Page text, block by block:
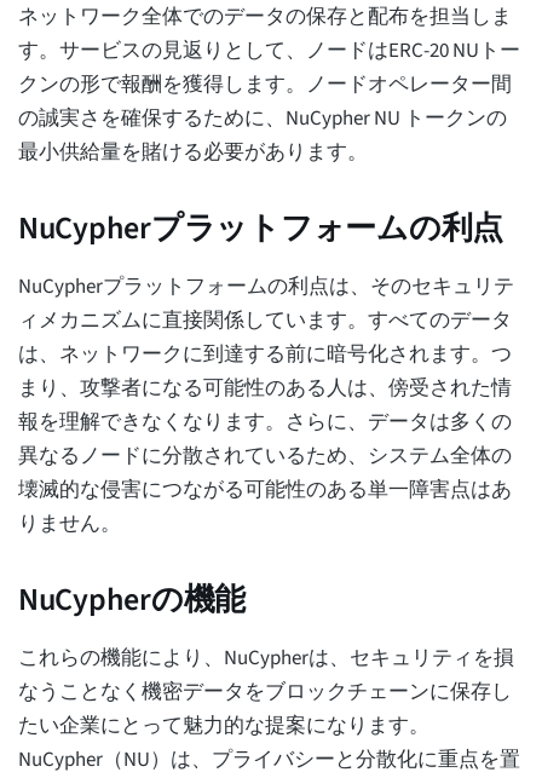
ネットワーク全体でのデータの保存と配布を担当しま
す。サービスの見返りとして、ノードはERC-20 NUトー
クンの形で報酬を獲得します。ノードオペレーター間
の誠実さを確保するために、NuCypher NU トークンの
最小供給量を賭ける必要があります。
NuCypherプラットフォームの利点
NuCypherプラットフォームの利点は、そのセキュリテ
ィメカニズムに直接関係しています。すべてのデータ
は、ネットワークに到達する前に暗号化されます。つ
まり、攻撃者になる可能性のある人は、傍受された情
報を理解できなくなります。さらに、データは多くの
異なるノードに分散されているため、システム全体の
壊滅的な侵害につながる可能性のある単一障害点はあ
りません。
NuCypherの機能
これらの機能により、NuCypherは、セキュリティを損
なうことなく機密データをブロックチェーンに保存し
たい企業にとって魅力的な提案になります。
NuCypher（NU）は、プライバシーと分散化に重点を置